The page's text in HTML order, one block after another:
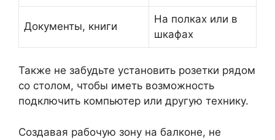
Документы, книги
На полках или в
шкафах
Также не забудьте установить розетки рядом
со столом, чтобы иметь возможность
подключить компьютер или другую технику.
Создавая рабочую зону на балконе, не